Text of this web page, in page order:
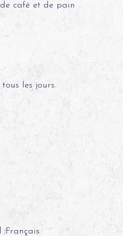
café et de pain
les jours.
:Français